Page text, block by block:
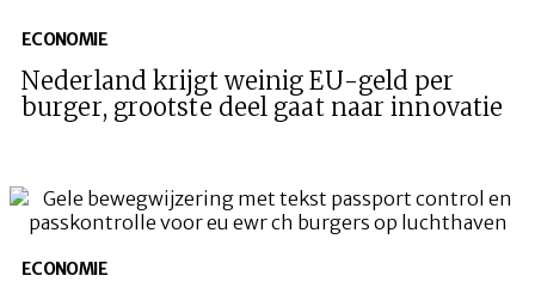
ECONOMIE
Nederland krijgt weinig EU-geld per
burger, grootste deel gaat naar innovatie
ECONOMIE